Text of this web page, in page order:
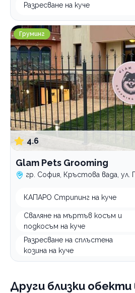
Разресване на куче
Glam Pets Grooming
Груминг
4.6
Glam Pets Grooming
гр. София, Кръстова вада, ул.
КАПАРО Стрипинг на куче
Сваляне на мъртъв косъм и
подкосъм на куче
Разресване на сплъстена
козина на куче
Други близки обекти